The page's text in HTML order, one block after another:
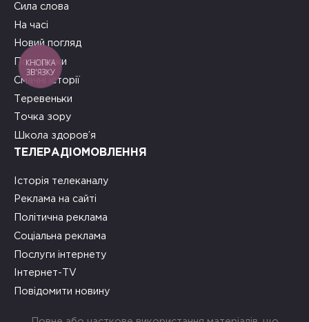
Сила слова
На часі
Новий погляд
Подружки
Смачні історії
Теревеньки
Точка зору
Школа здоров’я
ТЕЛЕРАДІОМОВЛЕННЯ
Історія телеканалу
Реклама на сайті
Політична реклама
Соціальна реклама
Послуги інтернету
Інтернет-TV
Повідомити новину
КНОПКА
ЗВ'ЯЗКУ